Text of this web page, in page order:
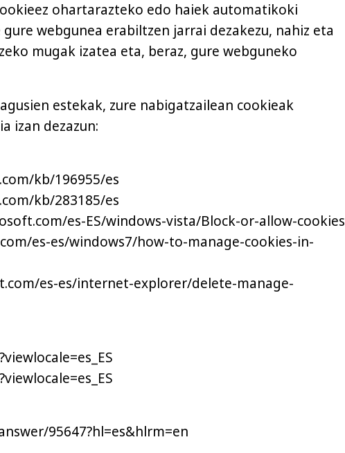
ohartarazteko edo haiek automatikoki
webgunea erabiltzen jarrai dezakezu, nahiz eta
mugak izatea eta, beraz, gure webguneko
estekak, zure nabigatzailean cookieak
izan dezazun:
kb/196955/es
kb/283185/es
es-ES/windows-vista/Block-or-allow-cookies
es-es/windows7/how-to-manage-cookies-in-
es-es/internet-explorer/delete-manage-
95647?hl=es&hlrm=en